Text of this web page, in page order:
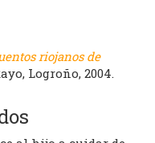
riojanos de
Logroño, 2004.